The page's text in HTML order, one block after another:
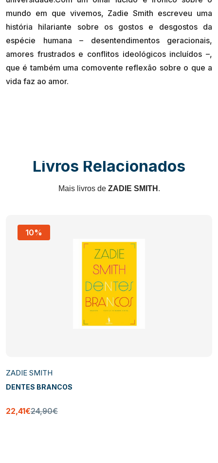
mundo em que vivemos, Zadie Smith escreveu uma
história hilariante sobre os gostos e desgostos da
espécie humana – desentendimentos geracionais,
amores frustrados e conflitos ideológicos incluídos –,
que é também uma comovente reflexão sobre o que a
Livros Relacionados
Mais livros de ZADIE SMITH .
10%
ZADIE SMITH
DENTES BRANCOS
22,41€24,90€